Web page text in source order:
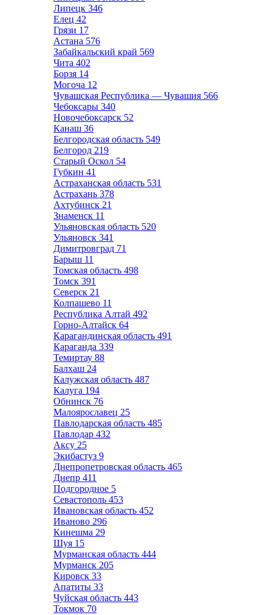
Липецк 346
Елец 42
Грязи 17
Астана 576
Забайкальский край 569
Чита 402
Борзя 14
Могоча 12
Чувашская Республика — Чувашия 566
Чебоксары 340
Новочебоксарск 52
Канаш 36
Белгородская область 549
Белгород 219
Старый Оскол 54
Губкин 41
Астраханская область 531
Астрахань 378
Ахтубинск 21
Знаменск 11
Ульяновская область 520
Ульяновск 341
Димитровград 71
Барыш 11
Томская область 498
Томск 391
Северск 21
Колпашево 11
Республика Алтай 492
Горно-Алтайск 64
Карагандинская область 491
Караганда 339
Темиртау 88
Балхаш 24
Калужская область 487
Калуга 194
Обнинск 76
Малоярославец 25
Павлодарская область 485
Павлодар 432
Аксу 25
Экибастуз 9
Днепропетровская область 465
Днепр 411
Подгородное 5
Севастополь 453
Ивановская область 452
Иваново 296
Кинешма 29
Шуя 15
Мурманская область 444
Мурманск 205
Кировск 33
Апатиты 33
Чуйская область 443
Токмок 70